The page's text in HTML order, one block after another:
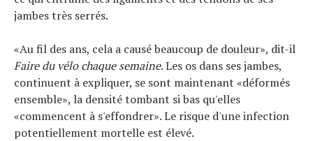
jambes très serrés.
«Au fil des ans, cela a causé beaucoup de douleur», dit-il
Faire du vélo chaque semaine. Les os dans ses jambes,
continuent à expliquer, se sont maintenant «déformés
ensemble», la densité tombant si bas qu'elles
«commencent à s'effondrer». Le risque d'une infection
potentiellement mortelle est élevé.